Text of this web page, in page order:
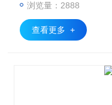
浏览量：2888
查看更多 +